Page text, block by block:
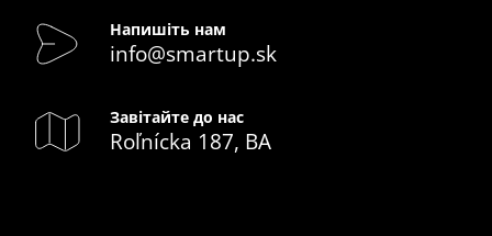
Напишіть нам
info@smartup.sk
Завітайте до нас
Roľnícka 187, BA